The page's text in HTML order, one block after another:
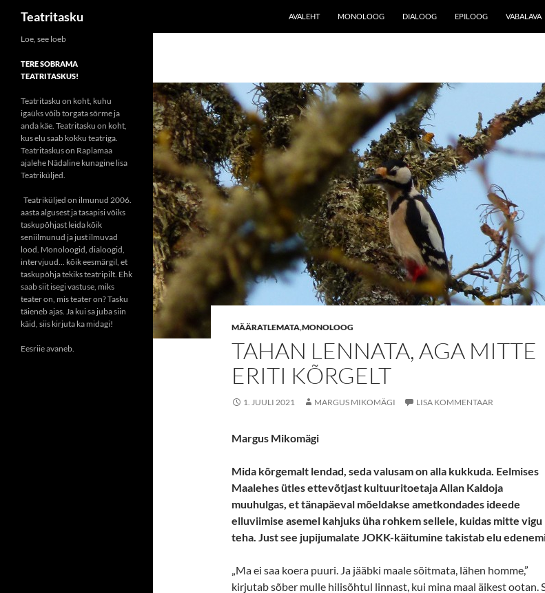
Liigu
juurde
Teatritasku AVALEHT MONOLOOG DIALOOG EPILOOG VABALAVA
MÄÄRATLEMATA,MONOLOOG
TAHAN LENNATA, AGA MITTE
ERITI KÕRGELT
1. JUULI 2021 MARGUS MIKOMÄGI LISA KOMMENTAAR
Margus Mikomägi
Mida kõrgemalt lendad, seda valusam on alla kukkuda. Eelmises
Maalehes ütles ettevõtjast kultuuritoetaja Allan Kaldoja
muuhulgas, et tänapäeval mõeldakse ametkondades ideede
elluviimise asemel kahjuks üha rohkem sellele, kuidas mitte vigu
teha. Just see jupijumalate JOKK-käitumine takistab elu
„Ma ei saa koera puuri. Ja jääbki maale sõitmata, lähen homme,”
kirjutab sõber mulle hilisõhtul linnast, kui mina maal äikest ootan.
Loe, see loeb
TERE SOBRAMA
TEATRITASKUS!
Teatritasku on koht, kuhu
igaüks võib torgata sõrme ja
anda käe. Teatritasku on koht,
kus elu saab kokku teatriga.
Teatritaskus on Raplamaa
ajalehe Nädaline kunagine lisa
Teatriküljed.
Teatriküljed on ilmunud 2006.
aasta algusest ja tasapisi võiks
taskupõhjast leida kõik
seniilmunud ja just ilmuvad
lood. Monoloogid, dialoogid,
intervjuud... kõik eesmärgil, et
taskupõhja tekiks teatripilt. Ehk
saab siit isegi vastuse, miks
teater on, mis teater on? Tasku
täieneb ajas. Ja kui sa juba siin
käid, siis kirjuta ka midagi!
Eesriie avaneb.